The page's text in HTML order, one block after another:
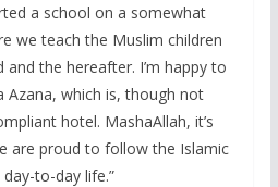
a school on a somewhat
we teach the Muslim children
the hereafter. I’m happy to
Azana, which is, though not
hotel. MashaAllah, it’s
are proud to follow the Islamic
to-day life.”